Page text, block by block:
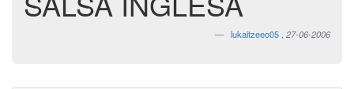
lukaitzeeo05 27-06-2006